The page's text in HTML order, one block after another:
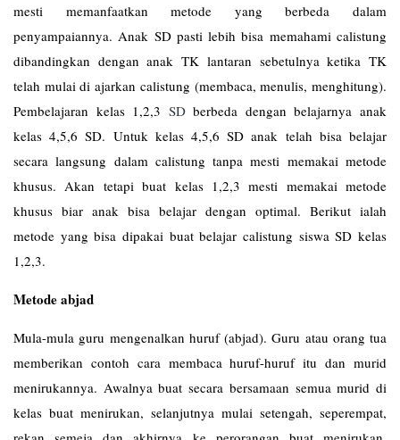
mesti memanfaatkan metode yang berbeda dalam
penyampaiannya. Anak SD pasti lebih bisa memahami calistung
dibandingkan dengan anak TK lantaran sebetulnya ketika TK
telah mulai di ajarkan calistung (membaca, menulis, menghitung).
Pembelajaran kelas 1,2,3 SDberbeda dengan belajarnya anak
kelas 4,5,6 SD. Untuk kelas 4,5,6 SD anak telah bisa belajar
secara langsung dalam calistung tanpa mesti memakai metode
khusus. Akan tetapi buat kelas 1,2,3 mesti memakai metode
khusus biar anak bisa belajar dengan optimal. Berikut ialah
metode yang bisa dipakai buat belajar calistung siswa SD kelas
1,2,3.
Metode abjad
Mula-mula guru mengenalkan huruf (abjad). Guru atau orang tua
memberikan contoh cara membaca huruf-huruf itu dan murid
menirukannya. Awalnya buat secara bersamaan semua murid di
kelas buat menirukan, selanjutnya mulai setengah, seperempat,